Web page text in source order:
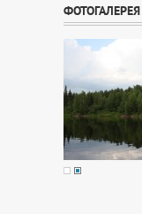
ФОТОГАЛЕРЕЯ